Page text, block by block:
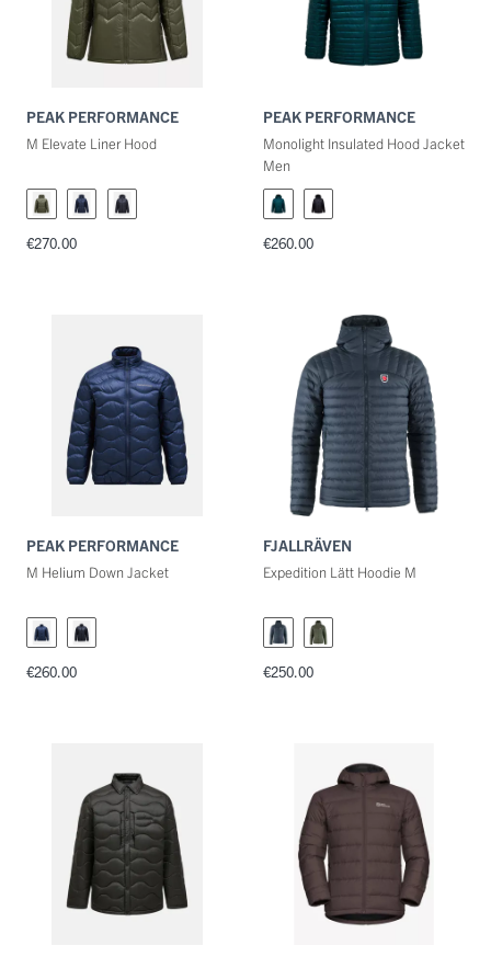
PEAK PERFORMANCE
M Elevate Liner Hood
€270.00
PEAK PERFORMANCE
Monolight Insulated Hood Jacket
Men
€260.00
PEAK PERFORMANCE
M Helium Down Jacket
€260.00
FJALLRÄVEN
Expedition Lätt Hoodie M
€250.00